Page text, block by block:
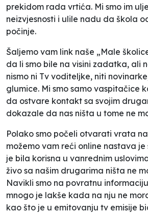
prekidom rada vrtića. Mi smo im
neizvjesnosti i ulile nadu da škola
počinje.
Šaljemo vam link naše „Male
da li smo bile na visini zadatka, ali
nismo ni Tv voditeljke, niti
glumice. Mi smo samo vaspitačice
da ostvare kontakt sa svojim
dokazale da nas ništa u tome ne
Polako smo počeli otvarati vrata
možemo vam reći online nastava
je bila korisna u vanrednim
živo sa našim drugarima ništa ne
Navikli smo na povratnu
mnogo je lakše kada na nju ne
kao što je u emitovanju tv emisije